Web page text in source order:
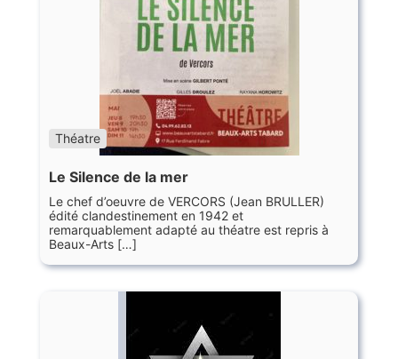
Théatre
Le Silence de la mer
Le chef d’oeuvre de VERCORS (Jean BRULLER)
édité clandestinement en 1942 et
remarquablement adapté au théatre est repris à
Beaux-Arts […]